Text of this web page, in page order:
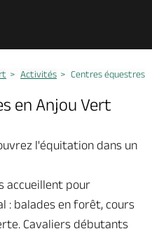
Activités Centres équestres
en Anjou Vert
l'équitation dans un
accueillent pour
: balades en forêt, cours
Cavaliers débutants